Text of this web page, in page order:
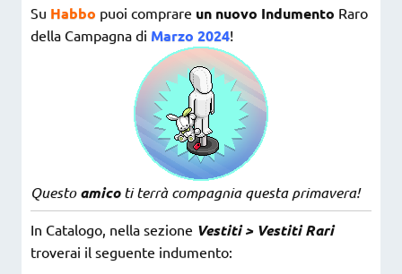
Su Habbo puoi comprare un nuovo Indumento Raro
della Campagna di Marzo 2024!
Questoamicoti terrà compagnia questa primavera!
In Catalogo, nella sezione Vestiti > Vestiti Rari
troverai il seguente indumento: